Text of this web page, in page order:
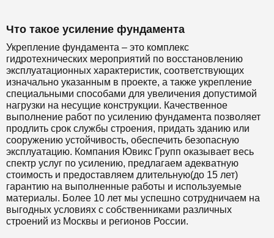
Что такое усиление фундамента
Укрепление фундамента – это комплекс
гидротехнических мероприятий по восстановлению
эксплуатационных характеристик, соответствующих
изначально указанным в проекте, а также укрепление
специальными способами для увеличения допустимой
нагрузки на несущие конструкции. Качественное
выполнение работ по усилению фундамента позволяет
продлить срок службы строения, придать зданию или
сооружению устойчивость, обеспечить безопасную
эксплуатацию. Компания Ювикс Групп оказывает весь
спектр услуг по усилению, предлагаем адекватную
стоимость и предоставляем длительную(до 15 лет)
гарантию на выполненные работы и используемые
материалы. Более 10 лет мы успешно сотрудничаем на
выгодных условиях с собственниками различных
строений из Москвы и регионов России.